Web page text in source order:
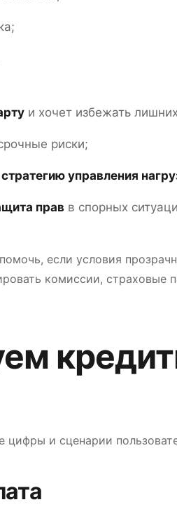
и хочет избежать
риски;
управления
прав в спорных
если условия
комиссии, страховые
и сценарии